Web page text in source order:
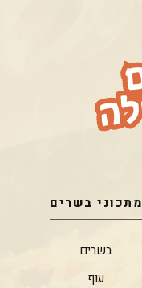
מתכוני בשרים
בשרים
עוף